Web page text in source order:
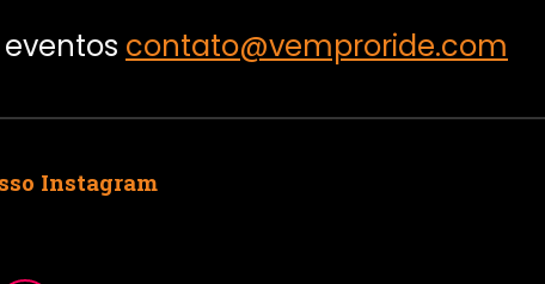
contato@vemproride.com
Instagram